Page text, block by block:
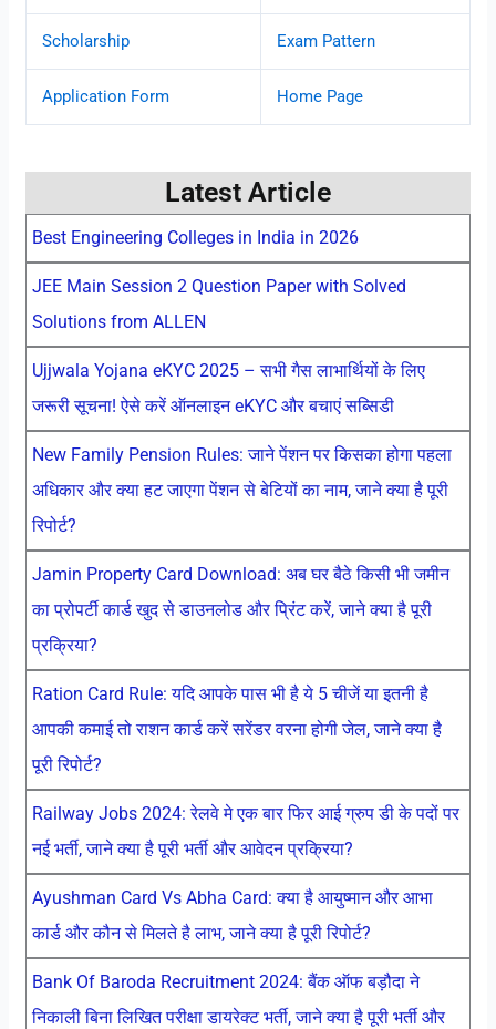
Scholarship Exam Pattern
Application Form Home Page
Latest Article
Best Engineering Colleges in India in 2026
JEE Main Session 2 Question Paper with Solved
Solutions from ALLEN
Ujjwala Yojana eKYC 2025 – सभी गैस लाभार्थियों के लिए
जरूरी सूचना! ऐसे करें ऑनलाइन eKYC और बचाएं सब्सिडी
New Family Pension Rules: जाने पेंशन पर किसका होगा पहला
अधिकार और क्या हट जाएगा पेंशन से बेटियों का नाम, जाने क्या है पूरी
रिपोर्ट?
Jamin Property Card Download: अब घर बैठे किसी भी जमीन
का प्रोपर्टी कार्ड खुद से डाउनलोड और प्रिंट करें, जाने क्या है पूरी
प्रक्रिया?
Ration Card Rule: यदि आपके पास भी है ये 5 चीजें या इतनी है
आपकी कमाई तो राशन कार्ड करें सरेंडर वरना होगी जेल, जाने क्या है
पूरी रिपोर्ट?
Railway Jobs 2024: रेलवे मे एक बार फिर आई ग्रुप डी के पदों पर
नई भर्ती, जाने क्या है पूरी भर्ती और आवेदन प्रक्रिया?
Ayushman Card Vs Abha Card: क्या है आयुष्मान और आभा
कार्ड और कौन से मिलते है लाभ, जाने क्या है पूरी रिपोर्ट?
Bank Of Baroda Recruitment 2024: बैंक ऑफ बड़ौदा ने
निकाली बिना लिखित परीक्षा डायरेक्ट भर्ती, जाने क्या है पूरी भर्ती और